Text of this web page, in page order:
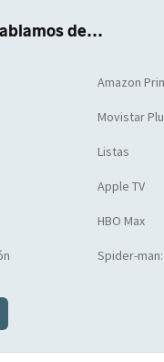
de...
Amazon
Movistar
Listas
Apple TV
HBO Max
Spider-